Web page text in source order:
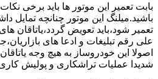
بابت تعمیر این موتور ها باید برخی
باشید.میلنگ این موتور چنانچه تمایل
علی رقم تبلیغات و ادعا های
شدیدا عملیات تراشکاری و پولیش